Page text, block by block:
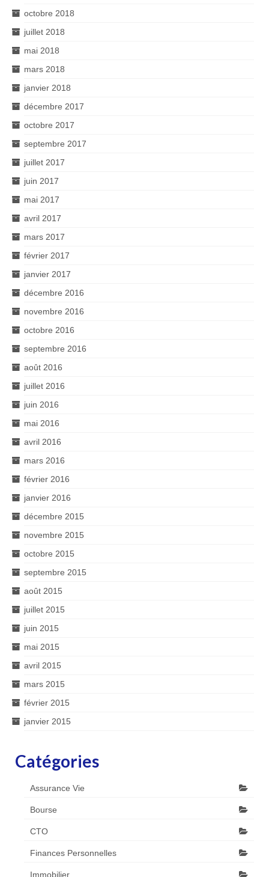
octobre 2018
juillet 2018
mai 2018
mars 2018
janvier 2018
décembre 2017
octobre 2017
septembre 2017
juillet 2017
juin 2017
mai 2017
avril 2017
mars 2017
février 2017
janvier 2017
décembre 2016
novembre 2016
octobre 2016
septembre 2016
août 2016
juillet 2016
juin 2016
mai 2016
avril 2016
mars 2016
février 2016
janvier 2016
décembre 2015
novembre 2015
octobre 2015
septembre 2015
août 2015
juillet 2015
juin 2015
mai 2015
avril 2015
mars 2015
février 2015
janvier 2015
Catégories
Assurance Vie
Bourse
CTO
Finances Personnelles
Immobilier